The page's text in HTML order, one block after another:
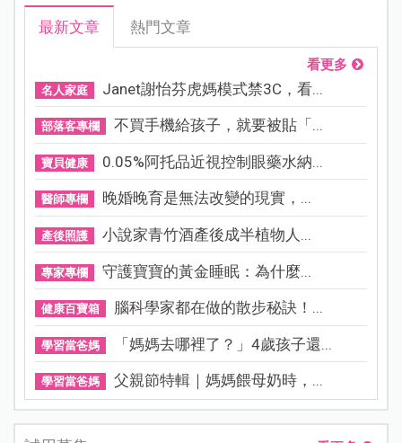
最新文章 熱門文章
看更多
名人家庭 Janet謝怡芬虎媽模式禁3C，看...
部落客專欄 不買手機給孩子，就要被貼「...
寶貝健康 0.05%阿托品近視控制眼藥水納...
醫師專欄 晚婚晚育是無法改變的現實，...
產後照護 小說家青竹酒產後成半植物人...
專家專欄 守護寶寶的黃金睡眠：為什麼...
健康百寶箱 腦科學家都在做的散步秘訣！...
學習當爸媽 「媽媽去哪裡了？」4歲孩子還...
學習當爸媽 父親節特輯｜媽媽餵母奶時，...